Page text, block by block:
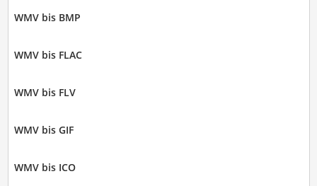
WMV bis BMP
WMV bis FLAC
WMV bis FLV
WMV bis GIF
WMV bis ICO